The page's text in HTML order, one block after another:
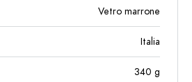
Vetro marrone
Italia
340 g